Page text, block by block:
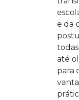
e da
até
para